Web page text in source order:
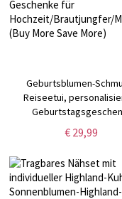
Geburtsblumen-
Reiseetui,
Schmuckschatulle aus
Hochzeit/Brautjungfer/
(Buy More Save
€ 29,99